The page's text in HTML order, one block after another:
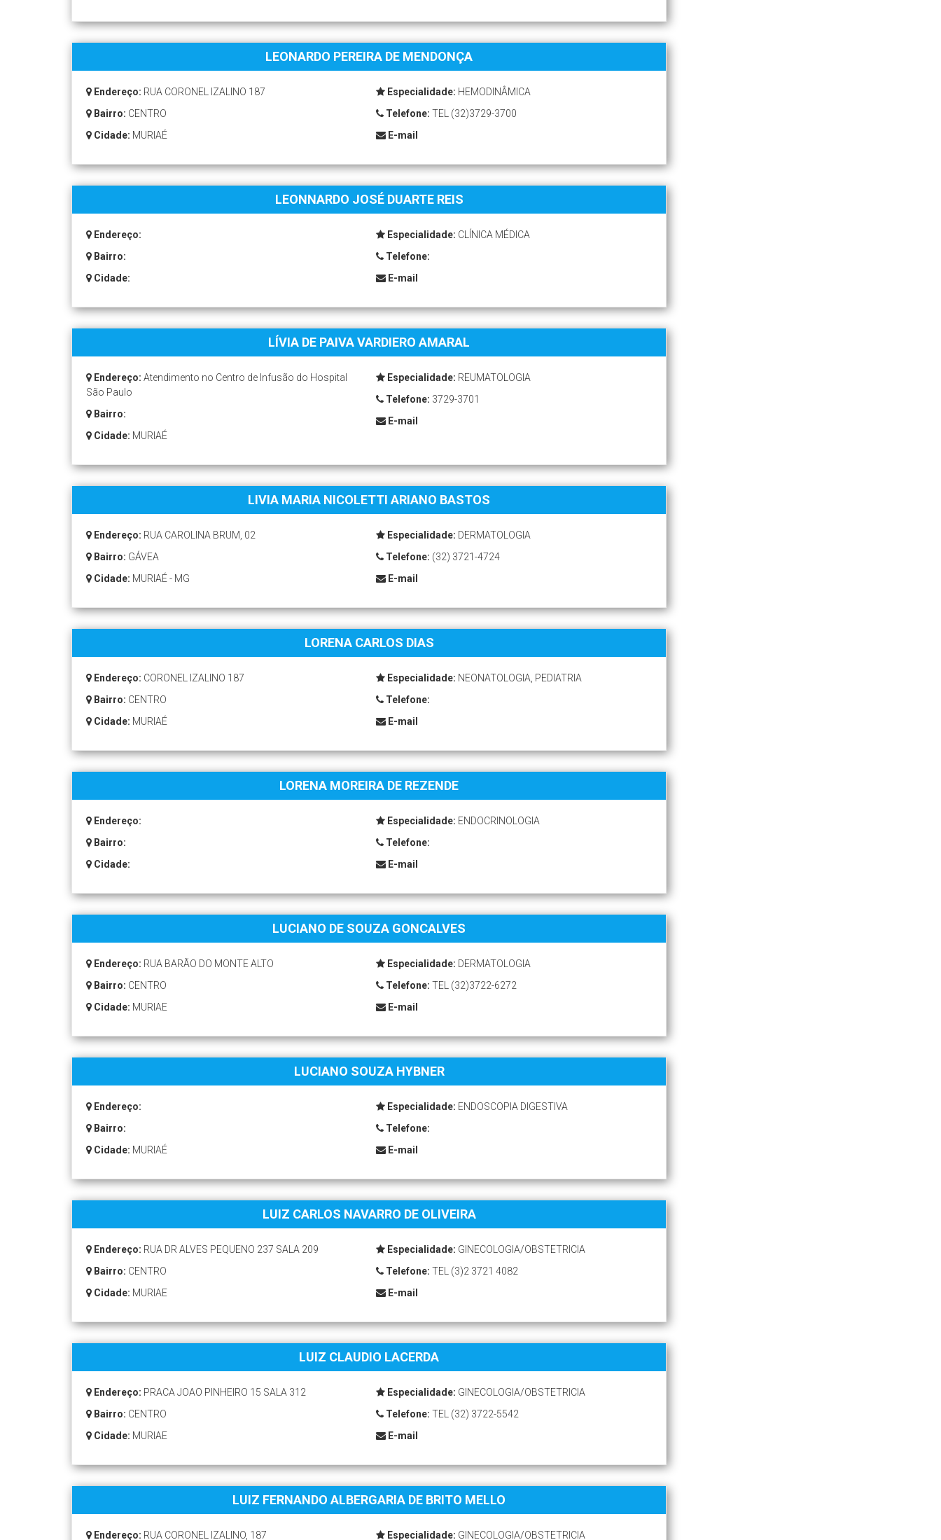
LEONARDO PEREIRA DE MENDONÇA
Endereço: RUA CORONEL IZALINO 187
Bairro: CENTRO
Cidade: MURIAÉ
Especialidade: HEMODINÂMICA
Telefone: TEL (32)3729-3700
E-mail
LEONNARDO JOSÉ DUARTE REIS
Endereço:
Bairro:
Cidade:
Especialidade: CLÍNICA MÉDICA
Telefone:
E-mail
LÍVIA DE PAIVA VARDIERO AMARAL
Endereço: Atendimento no Centro de Infusão do Hospital
São Paulo
Bairro:
Cidade: MURIAÉ
Especialidade: REUMATOLOGIA
Telefone: 3729-3701
E-mail
LIVIA MARIA NICOLETTI ARIANO BASTOS
Endereço: RUA CAROLINA BRUM, 02
Bairro: GÁVEA
Cidade: MURIAÉ - MG
Especialidade: DERMATOLOGIA
Telefone: (32) 3721-4724
E-mail
LORENA CARLOS DIAS
Endereço: CORONEL IZALINO 187
Bairro: CENTRO
Cidade: MURIAÉ
Especialidade: NEONATOLOGIA, PEDIATRIA
Telefone:
E-mail
LORENA MOREIRA DE REZENDE
Endereço:
Bairro:
Cidade:
Especialidade: ENDOCRINOLOGIA
Telefone:
E-mail
LUCIANO DE SOUZA GONCALVES
Endereço: RUA BARÃO DO MONTE ALTO
Bairro: CENTRO
Cidade: MURIAE
Especialidade: DERMATOLOGIA
Telefone: TEL (32)3722-6272
E-mail
LUCIANO SOUZA HYBNER
Endereço:
Bairro:
Cidade: MURIAÉ
Especialidade: ENDOSCOPIA DIGESTIVA
Telefone:
E-mail
LUIZ CARLOS NAVARRO DE OLIVEIRA
Endereço: RUA DR ALVES PEQUENO 237 SALA 209
Bairro: CENTRO
Cidade: MURIAE
Especialidade: GINECOLOGIA/OBSTETRICIA
Telefone: TEL (3)2 3721 4082
E-mail
LUIZ CLAUDIO LACERDA
Endereço: PRACA JOAO PINHEIRO 15 SALA 312
Bairro: CENTRO
Cidade: MURIAE
Especialidade: GINECOLOGIA/OBSTETRICIA
Telefone: TEL (32) 3722-5542
E-mail
LUIZ FERNANDO ALBERGARIA DE BRITO MELLO
Endereço: RUA CORONEL IZALINO, 187 Especialidade: GINECOLOGIA/OBSTETRICIA